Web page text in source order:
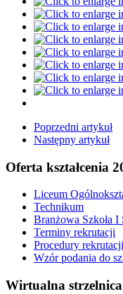
Poprzedni artykuł
Następny artykuł
Oferta kształcenia
Liceum
Technikum
Branżowa Szkoła I
Terminy rekrutacji
Procedury rekrutacji
Wzór podania do
Wirtualna strzelnica